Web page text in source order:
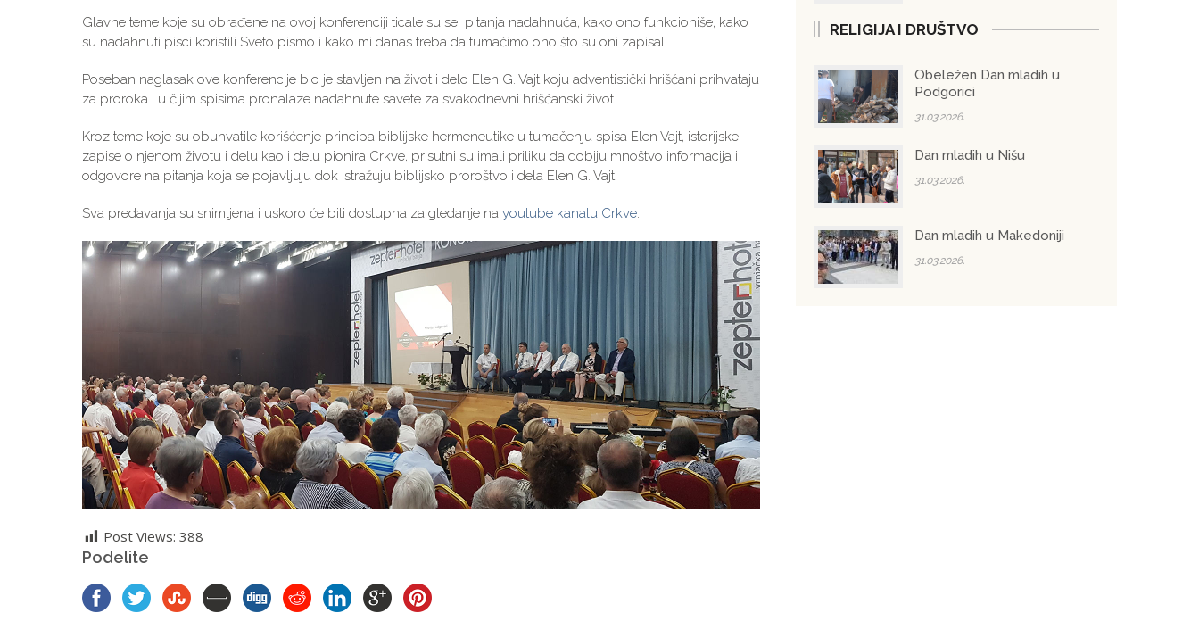
Glavne teme koje su obrađene na ovoj konferenciji ticale su se pitanja nadahnuća, kako ono funkcioniše, kako
su nadahnuti pisci koristili Sveto pismo i kako mi danas treba da tumačimo ono što su oni zapisali.
Poseban naglasak ove konferencije bio je stavljen na život i delo Elen G. Vajt koju adventistički hrišćani prihvataju
za proroka i u čijim spisima pronalaze nadahnute savete za svakodnevni hrišćanski život.
Kroz teme koje su obuhvatile korišćenje principa biblijske hermeneutike u tumačenju spisa Elen Vajt, istorijske
zapise o njenom životu i delu kao i delu pionira Crkve, prisutni su imali priliku da dobiju mnoštvo informacija i
odgovore na pitanja koja se pojavljuju dok istražuju biblijsko proroštvo i dela Elen G. Vajt.
Sva predavanja su snimljena i uskoro će biti dostupna za gledanje na youtube kanalu Crkve.
Post Views: 388
Podelite
RELIGIJA I DRUŠTVO
Obeležen Dan mladih u
Podgorici
31.03.2026.
Dan mladih u Nišu
31.03.2026.
Dan mladih u Makedoniji
31.03.2026.